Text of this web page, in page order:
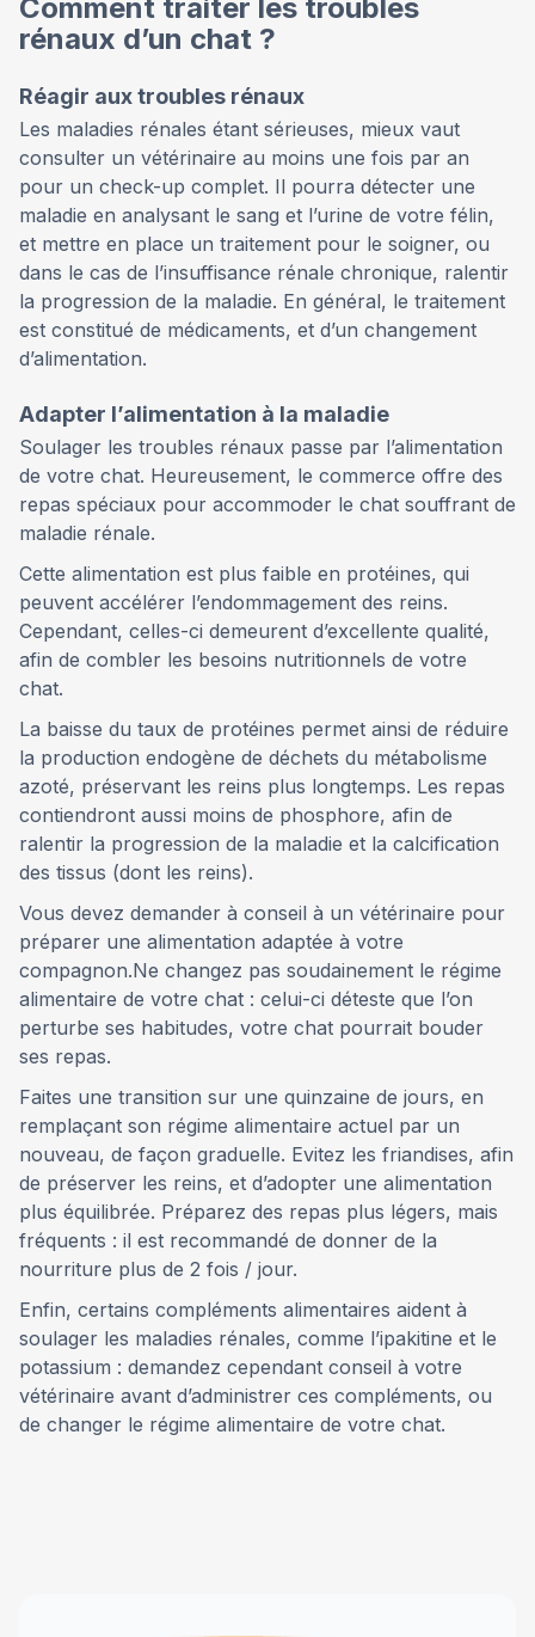
Comment traiter les troubles
rénaux d’un chat ?
Réagir aux troubles rénaux
Les maladies rénales étant sérieuses, mieux vaut
consulter un vétérinaire au moins une fois par an
pour un check-up complet. Il pourra détecter une
maladie en analysant le sang et l’urine de votre félin,
et mettre en place un traitement pour le soigner, ou
dans le cas de l’insuffisance rénale chronique, ralentir
la progression de la maladie. En général, le traitement
est constitué de médicaments, et d’un changement
d’alimentation.
Adapter l’alimentation à la maladie
Soulager les troubles rénaux passe par l’alimentation
de votre chat. Heureusement, le commerce offre des
repas spéciaux pour accommoder le chat souffrant de
maladie rénale.
Cette alimentation est plus faible en protéines, qui
peuvent accélérer l’endommagement des reins.
Cependant, celles-ci demeurent d’excellente qualité,
afin de combler les besoins nutritionnels de votre
chat.
La baisse du taux de protéines permet ainsi de réduire
la production endogène de déchets du métabolisme
azoté, préservant les reins plus longtemps. Les repas
contiendront aussi moins de phosphore, afin de
ralentir la progression de la maladie et la calcification
des tissus (dont les reins).
Vous devez demander à conseil à un vétérinaire pour
préparer une alimentation adaptée à votre
compagnon.Ne changez pas soudainement le régime
alimentaire de votre chat : celui-ci déteste que l’on
perturbe ses habitudes, votre chat pourrait bouder
ses repas.
Faites une transition sur une quinzaine de jours, en
remplaçant son régime alimentaire actuel par un
nouveau, de façon graduelle. Evitez les friandises, afin
de préserver les reins, et d’adopter une alimentation
plus équilibrée. Préparez des repas plus légers, mais
fréquents : il est recommandé de donner de la
nourriture plus de 2 fois / jour.
Enfin, certains compléments alimentaires aident à
soulager les maladies rénales, comme l’ipakitine et le
potassium : demandez cependant conseil à votre
vétérinaire avant d’administrer ces compléments, ou
de changer le régime alimentaire de votre chat.